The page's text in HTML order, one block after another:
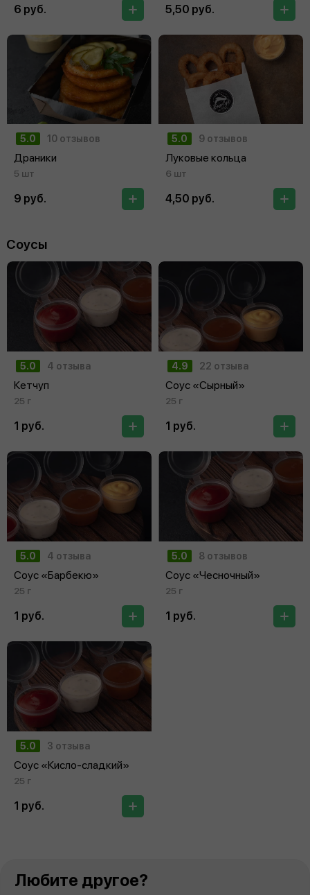
6 руб. 5,50 руб.
5.0 10 отзывов
Драники
5 шт
9 руб.
5.0 9 отзывов
Луковые кольца
6 шт
4,50 руб.
Соусы
5.0 4 отзыва
Кетчуп
25 г
1 руб.
4.9 22 отзыва
Соус «Сырный»
25 г
1 руб.
5.0 4 отзыва
Соус «Барбекю»
25 г
1 руб.
5.0 8 отзывов
Соус «Чесночный»
25 г
1 руб.
5.0 3 отзыва
Соус «Кисло‑сладкий»
25 г
1 руб.
Любите другое?